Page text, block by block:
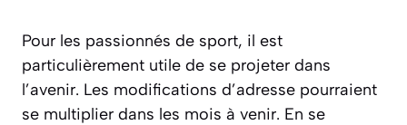
Pour les passionnés de sport, il est
particulièrement utile de se projeter dans
l’avenir. Les modifications d’adresse pourraient
se multiplier dans les mois à venir. En se